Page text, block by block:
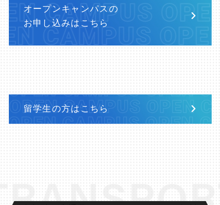
オープンキャンパスの
お申し込みはこちら
留学生の方はこちら